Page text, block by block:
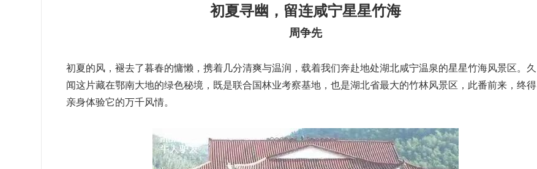
初夏寻幽，留连咸宁星星竹海
周争先
初夏的风，褪去了暮春的慵懒，携着几分清爽与温润，载着我们奔赴地处湖北咸宁温泉的星星竹海风景区。久
闻这片藏在鄂南大地的绿色秘境，既是联合国林业考察基地，也是湖北省最大的竹林风景区，此番前来，终得
亲身体验它的万千风情。